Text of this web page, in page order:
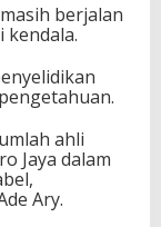
berjalan
kendala.
ahli
Jaya dalam
Ary.